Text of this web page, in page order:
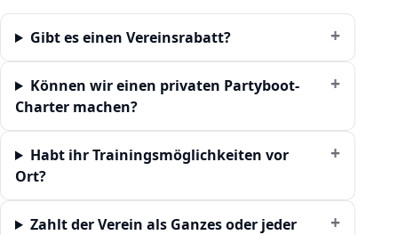
Gibt es einen Vereinsrabatt?
Können wir einen privaten Partyboot-
Charter machen?
Habt ihr Trainingsmöglichkeiten vor
Ort?
Zahlt der Verein als Ganzes oder jeder